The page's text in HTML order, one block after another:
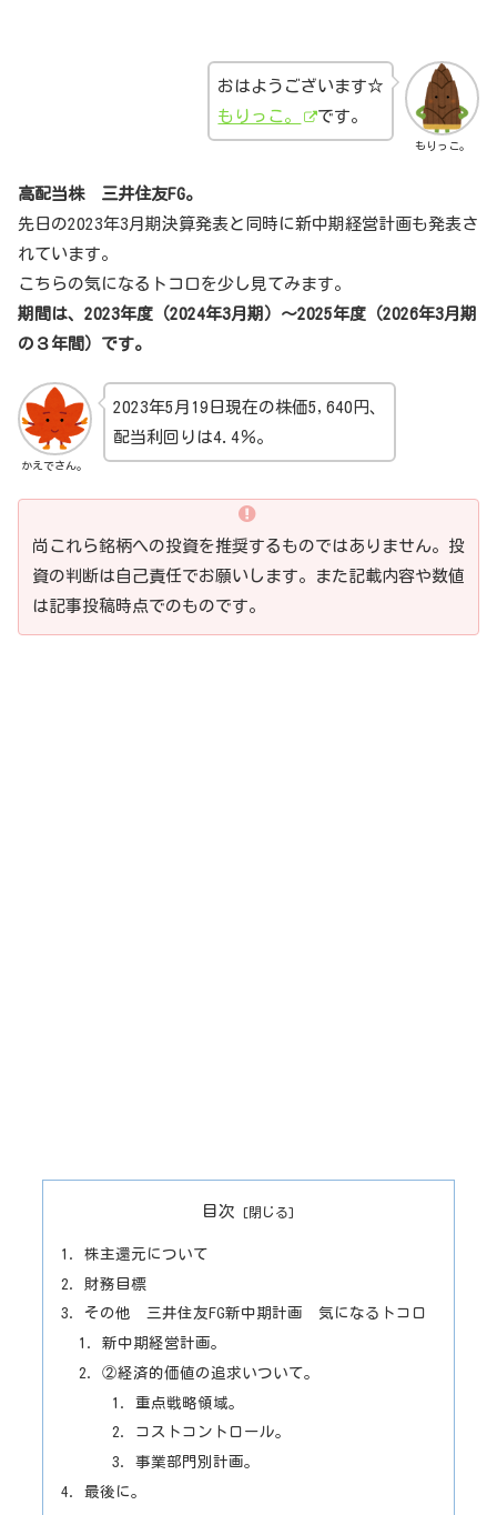
もりっこ。
おはようございます☆
もりっこ。
です。
高配当株 三井住友FG。
先日の2023年3月期決算発表と同時に新中期経営計画も発表さ
れています。
こちらの気になるトコロを少し見てみます。
期間は、2023年度（2024年3月期）～2025年度（2026年3月期
の３年間）です。
かえでさん。
2023年5月19日現在の株価5,640円、
配当利回りは4.4％。
尚これら銘柄への投資を推奨するものではありません。投
資の判断は自己責任でお願いします。また記載内容や数値
は記事投稿時点でのものです。
目次
株主還元について
財務目標
その他 三井住友FG新中期計画 気になるトコロ
新中期経営計画。
②経済的価値の追求いついて。
重点戦略領域。
コストコントロール。
事業部門別計画。
最後に。